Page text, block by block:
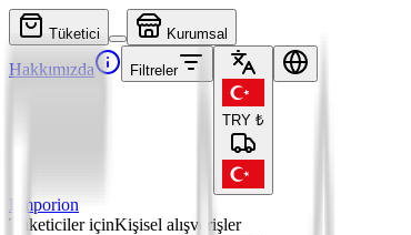
Tüketici Kurumsal
Hakkımızda Filtreler
TRY ₺
Emporion
Tüketiciler içinKişisel alışverişler